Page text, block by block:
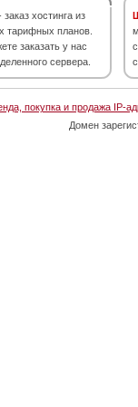
заказ хостинга из
тарифных планов.
заказать у нас
сервера.
покупка и продажа IP-
Домен